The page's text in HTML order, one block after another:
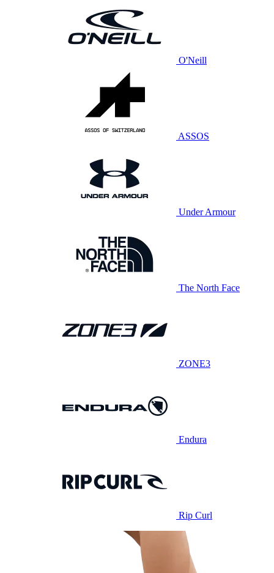
O'Neill
ASSOS
Under Armour
The North Face
ZONE3
Endura
Rip Curl